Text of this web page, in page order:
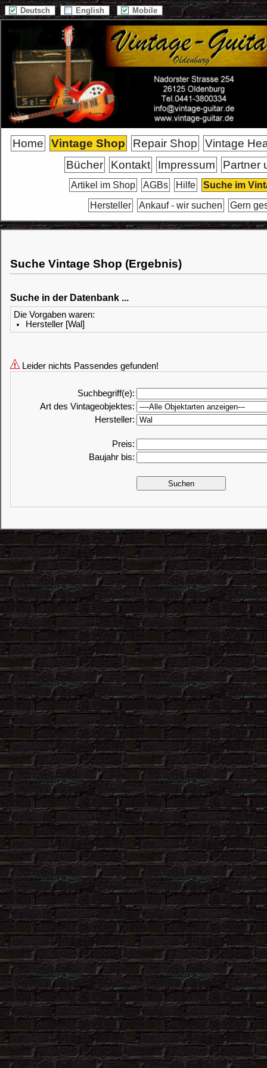
Deutsch English Mobile
Home Vintage Shop Repair Shop
Vintage
Bücher
Kontakt Impressum Partner
Artikel im Shop AGBs Hilfe
Suche im
Hersteller
Ankauf - wir suchen Gern
Suche Vintage Shop (Ergebnis)
Suche in der Datenbank ...
Die Vorgaben waren:
Hersteller [Wal]
Leider nichts Passendes gefunden!
Suchbegriff(e):
Art des Vintageobjektes:
Hersteller:
Preis:
Baujahr bis: